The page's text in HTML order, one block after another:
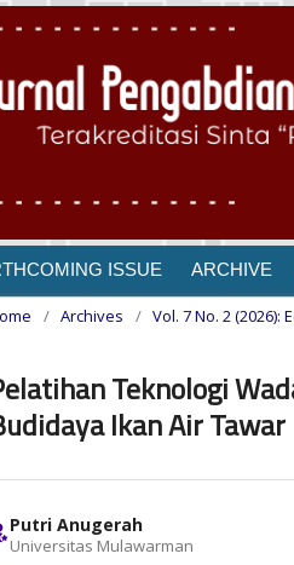
ISSUE ARCHIVE
/ Archives / Vol. 7 No. 2 (2026):
Teknologi
Ikan Air Tawar
Putri Anugerah
Universitas Mulawarman